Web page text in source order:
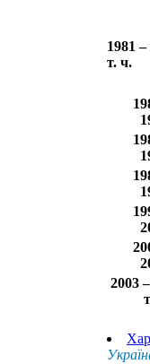
1981 –
т. ч.
2003